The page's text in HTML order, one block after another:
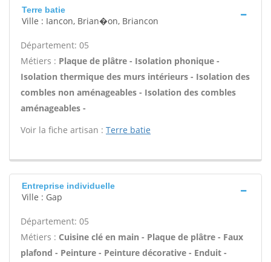
Terre batie
Ville : Iancon, Brian�on, Briancon
Département: 05
Métiers : Plaque de plâtre - Isolation phonique -
Isolation thermique des murs intérieurs - Isolation des
combles non aménageables - Isolation des combles
aménageables -
Voir la fiche artisan : Terre batie
Entreprise individuelle
Ville : Gap
Département: 05
Métiers : Cuisine clé en main - Plaque de plâtre - Faux
plafond - Peinture - Peinture décorative - Enduit -